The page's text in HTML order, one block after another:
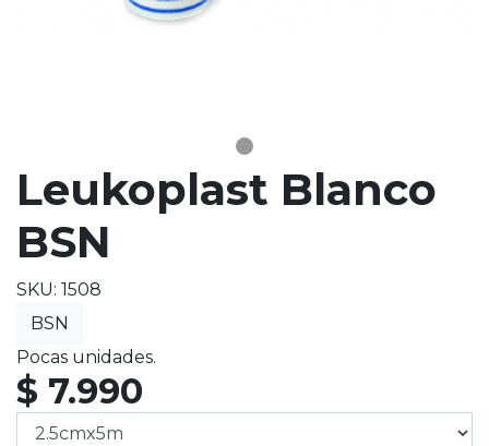
Leukoplast Blanco
BSN
SKU: 1508
BSN
Pocas unidades.
$ 7.990